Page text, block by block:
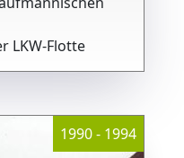
LKW-Flotte
1990 - 1994